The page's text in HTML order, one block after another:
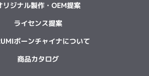
リジナル製作・OEM提案
ライセンス提案
ボーンチャイナについて
商品カタログ